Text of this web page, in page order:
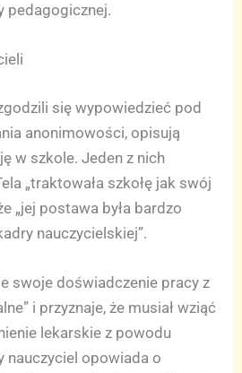
pedagogicznej.
się wypowiedzieć pod
anonimowości, opisują
w szkole. Jeden z nich
„traktowała szkołę jak swój
„jej postawa była bardzo
nauczycielskiej”.
swoje doświadczenie pracy z
i przyznaje, że musiał wziąć
lekarskie z powodu
nauczyciel opowiada o